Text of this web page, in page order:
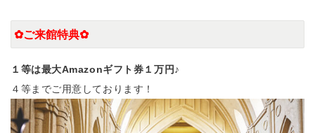
✿ご来館特典✿
１等は最大Amazonギフト券１万円♪
４等までご用意しております！